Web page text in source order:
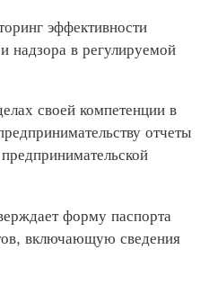
эффективности
надзора в регулируемой
своей компетенции в
отчеты
форму паспорта
включающую сведения